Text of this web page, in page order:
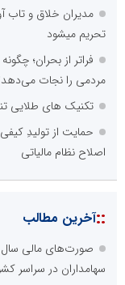
مدیران خلاق و تاب
تحریم میشود
فراتر از بحران؛
مردمی را نجات
تکنیک های طلایی
حمایت از تولیدِ
اصلاح نظام مالیاتی
::آخرین مطالب
سهامداران در سراسر